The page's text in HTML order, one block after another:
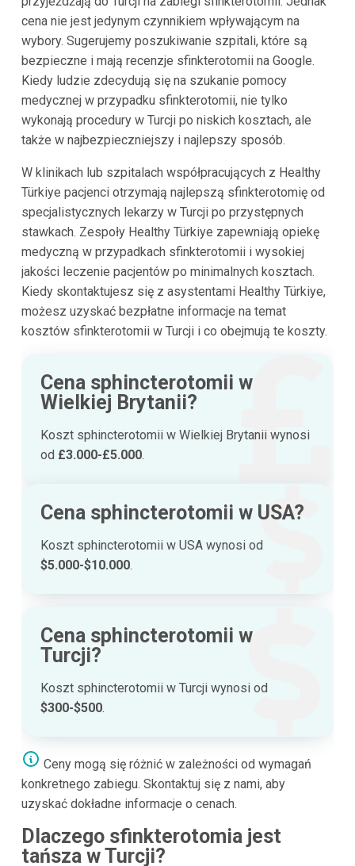
cena nie jest jedynym czynnikiem wpływającym na
wybory. Sugerujemy poszukiwanie szpitali, które są
bezpieczne i mają recenzje sfinkterotomii na Google.
Kiedy ludzie zdecydują się na szukanie pomocy
medycznej w przypadku sfinkterotomii, nie tylko
wykonają procedury w Turcji po niskich kosztach, ale
także w najbezpieczniejszy i najlepszy sposób.
W klinikach lub szpitalach współpracujących z Healthy
Türkiye pacjenci otrzymają najlepszą sfinkterotomię od
specjalistycznych lekarzy w Turcji po przystępnych
stawkach. Zespoły Healthy Türkiye zapewniają opiekę
medyczną w przypadkach sfinkterotomii i wysokiej
jakości leczenie pacjentów po minimalnych kosztach.
Kiedy skontaktujesz się z asystentami Healthy Türkiye,
możesz uzyskać bezpłatne informacje na temat
kosztów sfinkterotomii w Turcji i co obejmują te koszty.
Cena sphincterotomii w
Wielkiej Brytanii?
Koszt sphincterotomii w Wielkiej Brytanii wynosi
od £3.000-£5.000.
Cena sphincterotomii w USA?
Koszt sphincterotomii w USA wynosi od
$5.000-$10.000.
Cena sphincterotomii w
Turcji?
Koszt sphincterotomii w Turcji wynosi od
$300-$500.
Ceny mogą się różnić w zależności od wymagań
konkretnego zabiegu. Skontaktuj się z nami, aby
uzyskać dokładne informacje o cenach.
Dlaczego sfinkterotomia jest
tańsza w Turcji?